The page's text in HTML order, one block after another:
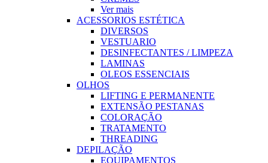
Ver mais
ACESSORIOS ESTÉTICA
DIVERSOS
VESTUARIO
DESINFECTANTES / LIMPEZA
LAMINAS
OLEOS ESSENCIAIS
OLHOS
LIFTING E PERMANENTE
EXTENSÃO PESTANAS
COLORAÇÃO
TRATAMENTO
THREADING
DEPILAÇÃO
EQUIPAMENTOS